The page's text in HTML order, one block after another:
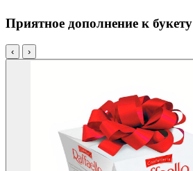
Приятное дополнение к букету
‹ ›